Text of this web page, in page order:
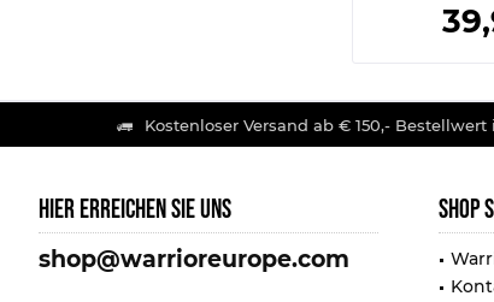
Kostenloser Versand ab € 150,- Bestellwert
HIER ERREICHEN SIE UNS
shop@warrioreurope.com
SHOP